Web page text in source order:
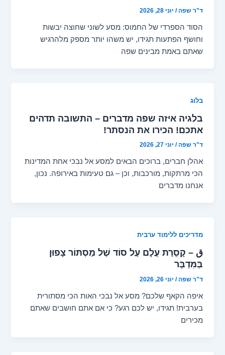
ד"ר שפה/ יוני 28, 2026
הסוד הספרדי של החמוס: מסע לשוני שחוצה יבשות
וחושף הפתעות תגידו, יש משהו יותר מספק מלהרגיש
שאתם באמת מבינים שפה
בלוג
בלגיה איזה שפה מדברים – התשובה תדהים
אתכם! הכירו את הנסתר!
ד"ר שפה/ יוני 27, 2026
אהלן חברים, ברוכים הבאים למסע אל נבכי אחת המדינות
הכי מרתקות, מורכבות, וכן – גם טעימות באירופה. נכון,
אנחנו מדברים
מדריכים ללימוד ערבית
ق – קָסֻרַת עֻלָם עַל סוֹד שֶׁל מַסְתּוֹר צָפוּן
בַּמִּדְבָּר
ד"ר שפה/ יוני 26, 2026
איפה הקאף שלכם? מסע אל נבכי האות הכי מסתורית
בערבית! תגידו, יש לכם רגע? כי אם אתם חושבים שאתם
מכירים